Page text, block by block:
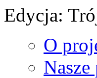
Edycja:
O